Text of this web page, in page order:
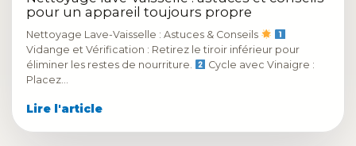
pour un appareil toujours propre
Nettoyage Lave-Vaisselle : Astuces & Conseils
Vidange et Vérification : Retirez le tiroir inférieur pour
éliminer les restes de nourriture.
Cycle avec Vinaigre :
Placez…
Lire l'article